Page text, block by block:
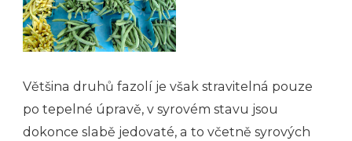
Většina druhů fazolí je však stravitelná pouze
po tepelné úpravě, v syrovém stavu jsou
dokonce slabě jedovaté, a to včetně syrových